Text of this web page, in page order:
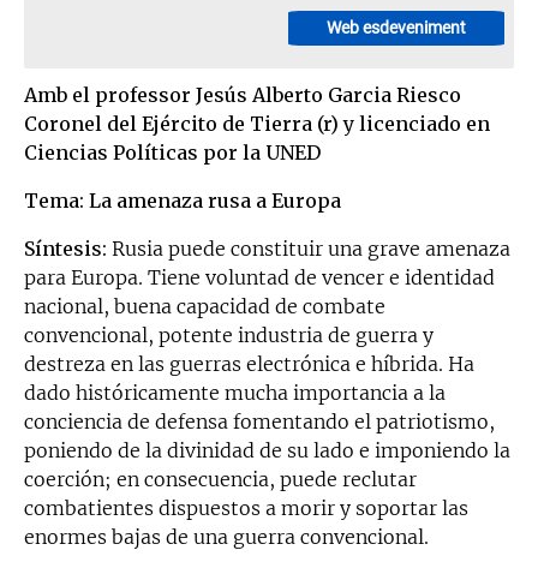
Web esdeveniment
Amb el professor Jesús Alberto Garcia Riesco
Coronel del Ejército de Tierra (r) y licenciado en
Ciencias Políticas por la UNED
Tema: La amenaza rusa a Europa
Síntesis: Rusia puede constituir una grave amenaza
para Europa. Tiene voluntad de vencer e identidad
nacional, buena capacidad de combate
convencional, potente industria de guerra y
destreza en las guerras electrónica e híbrida. Ha
dado históricamente mucha importancia a la
conciencia de defensa fomentando el patriotismo,
poniendo de la divinidad de su lado e imponiendo la
coerción; en consecuencia, puede reclutar
combatientes dispuestos a morir y soportar las
enormes bajas de una guerra convencional.